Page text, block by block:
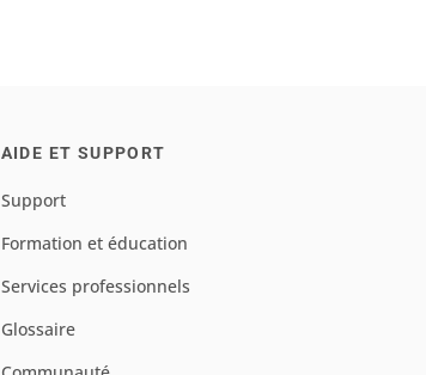
AIDE ET SUPPORT
Support
Formation et éducation
Services professionnels
Glossaire